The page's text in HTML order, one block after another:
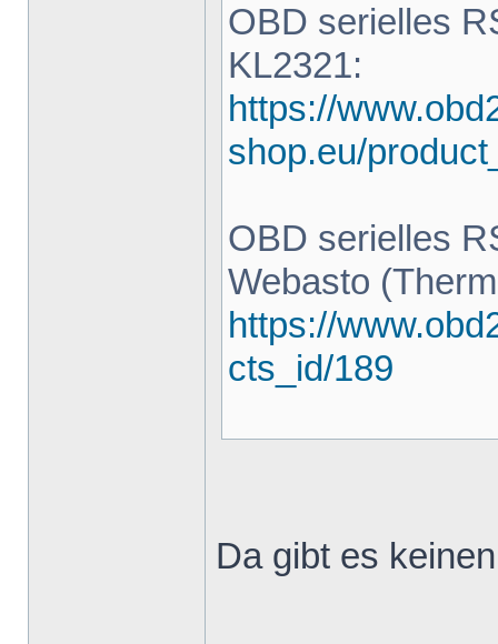
OBD serielles
KL2321:
https://
shop.eu/
OBD serielles
Webasto
https://
cts_id/189
Da gibt es